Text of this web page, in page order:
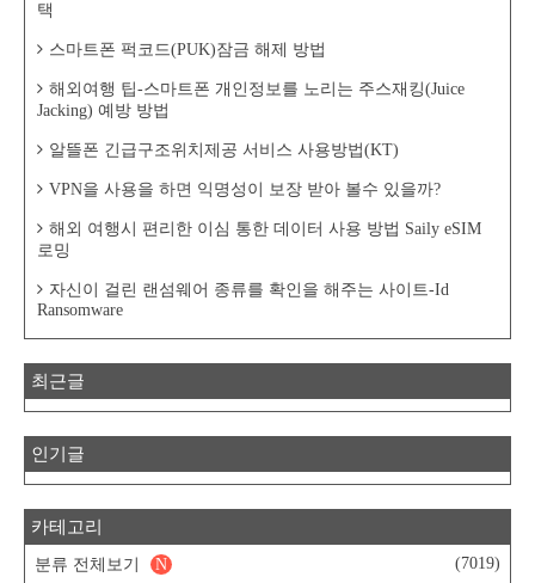
택
스마트폰 퍽코드(PUK)잠금 해제 방법
해외여행 팁-스마트폰 개인정보를 노리는 주스재킹(Juice
Jacking) 예방 방법
알뜰폰 긴급구조위치제공 서비스 사용방법(KT)
VPN을 사용을 하면 익명성이 보장 받아 볼수 있을까?
해외 여행시 편리한 이심 통한 데이터 사용 방법 Saily eSIM
로밍
자신이 걸린 랜섬웨어 종류를 확인을 해주는 사이트-Id
Ransomware
최근글
인기글
카테고리
분류 전체보기 (7019)
N